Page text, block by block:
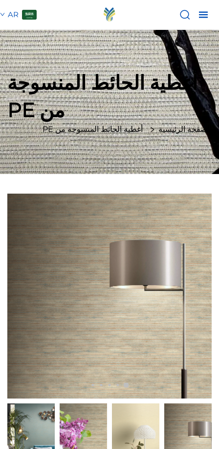
AR
أغطية الحائط المنسوجة
من PE
الصفحة الرئيسية أغطية الحائط المنسوجة من PE